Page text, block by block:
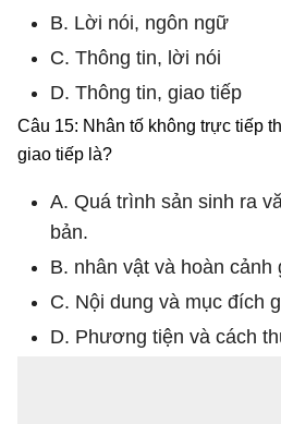
B. Lời nói, ngôn ngữ
C. Thông tin, lời nói
D. Thông tin, giao tiếp
Câu 15: Nhân tố không trực tiếp
giao tiếp là?
A. Quá trình sản sinh ra
bản.
B. nhân vật và hoàn cảnh
C. Nội dung và mục đích
D. Phương tiện và cách